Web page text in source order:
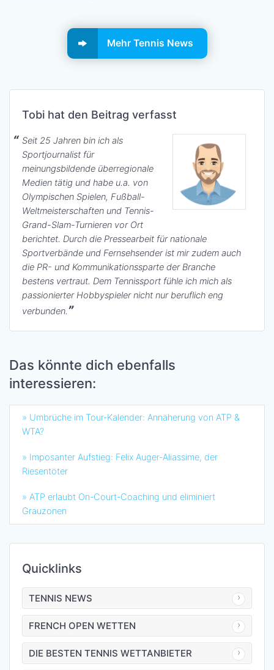
Mehr Tennis News
Tobi hat den Beitrag verfasst
Seit 25 Jahren bin ich als
Sportjournalist für
meinungsbildende überregionale
Medien tätig und habe u.a. von
Olympischen Spielen, Fußball-
Weltmeisterschaften und Tennis-
Grand-Slam-Turnieren vor Ort
berichtet. Durch die Pressearbeit für nationale
Sportverbände und Fernsehsender ist mir zudem auch
die PR- und Kommunikationssparte der Branche
bestens vertraut. Dem Tennissport fühle ich mich als
passionierter Hobbyspieler nicht nur beruflich eng
verbunden.
Das könnte dich ebenfalls
interessieren:
» Umbrüche im Tour-Kalender: Annäherung von ATP &
WTA?
» Imposanter Aufstieg: Felix Auger-Aliassime, der
Riesentöter
» ATP erlaubt On-Court-Coaching und eliminiert
Grauzonen
Quicklinks
TENNIS NEWS
FRENCH OPEN WETTEN
DIE BESTEN TENNIS WETTANBIETER